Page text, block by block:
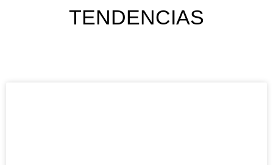
TENDENCIAS